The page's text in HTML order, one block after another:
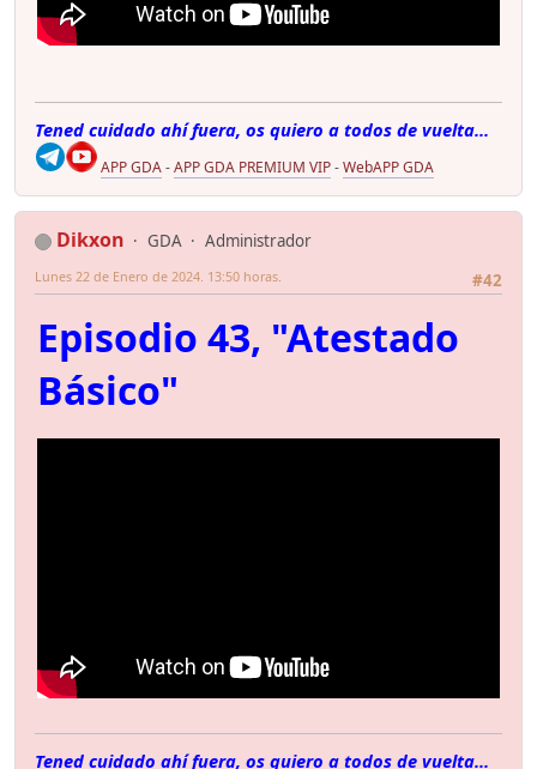
Tened cuidado ahí fuera, os quiero a todos de vuelta...
APP GDA-APP GDA PREMIUM VIP-WebAPP GDA
Dikxon GDA
Administrador
#42
Lunes 22 de Enero de 2024. 13:50 horas.
Episodio 43, "Atestado
Básico"
Tened cuidado ahí fuera, os quiero a todos de vuelta...